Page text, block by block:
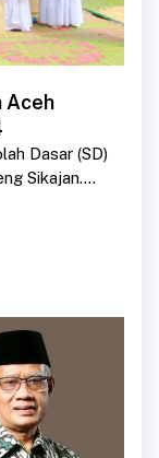
Aceh
Dasar (SD)
Sikajan....